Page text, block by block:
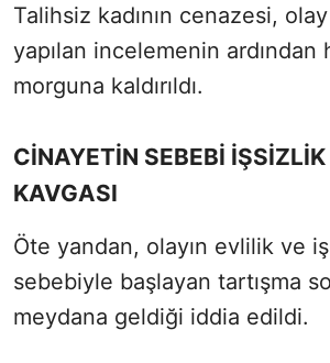
Talihsiz kadının cenazesi,
yapılan incelemenin ardından
morguna kaldırıldı.
CİNAYETİN SEBEBİ
KAVGASI
Öte yandan, olayın evlilik ve
sebebiyle başlayan tartışma
meydana geldiği iddia edildi.